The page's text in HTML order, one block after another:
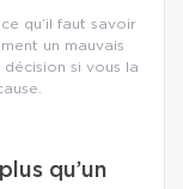
qu’il faut savoir
un mauvais
si vous la
qu’un